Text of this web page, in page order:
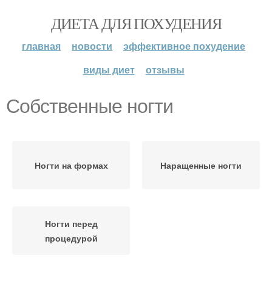
ДИЕТА ДЛЯ ПОХУДЕНИЯ
главная новости
эффективное похудение
виды диет
отзывы
Собственные ногти
Ногти на формах Наращенные ногти
Ногти перед
процедурой